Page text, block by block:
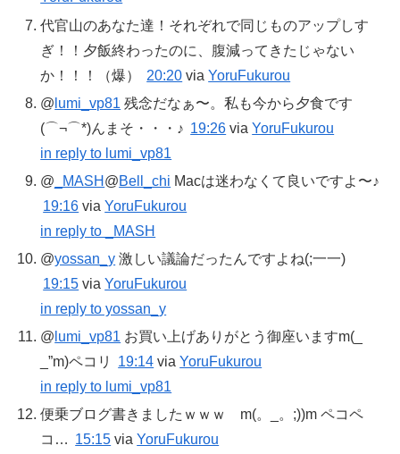
代官山のあなた達！それぞれで同じものアップしす
ぎ！！夕飯終わったのに、腹減ってきたじゃない
か！！！（爆）
20:20 viaYoruFukurou
@ lumi_vp81 残念だなぁ〜。私も今から夕食です
(⌒¬⌒*)んまそ・・・♪ 19:26 viaYoruFukurou
in reply to lumi_vp81
@ _MASH @Bell_chi Macは迷わなくて良いですよ〜♪
19:16 viaYoruFukurou
in reply to _MASH
@yossan_y 激しい議論だったんですよね(;一一)
19:15 viaYoruFukurou
in reply to yossan_y
@ lumi_vp81 お買い上げありがとう御座いますm(_
_”m)ペコリ
19:14 viaYoruFukurou
in reply to lumi_vp81
便乗ブログ書きましたｗｗｗ m(。_。;))m ペコペ
コ… 15:15 viaYoruFukurou